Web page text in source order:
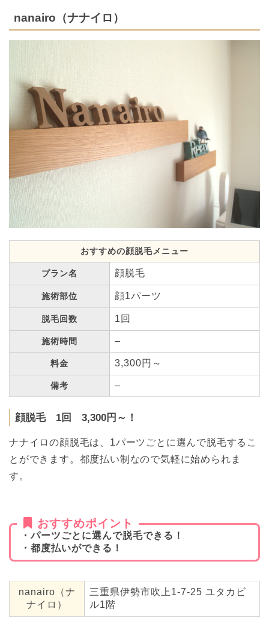
nanairo（ナナイロ）
おすすめの顔脱毛メニュー
プラン名 顔脱毛
施術部位 顔1パーツ
脱毛回数 1回
施術時間 –
料金 3,300円～
備考 –
顔脱毛 1回 3,300円～！
ナナイロの顔脱毛は、1パーツごとに選んで脱毛するこ
とができます。都度払い制なので気軽に始められま
す。
おすすめポイント
・パーツごとに選んで脱毛できる！
・都度払いができる！
nanairo（ナ
ナイロ）
三重県伊勢市吹上1-7-25 ユタカビ
ル1階